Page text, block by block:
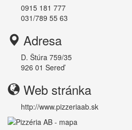
0915 181 777
031/789 55 63
Adresa
D. Štúra 759/35
926 01 Sereď
Web stránka
http://www.pizzeriaab.sk